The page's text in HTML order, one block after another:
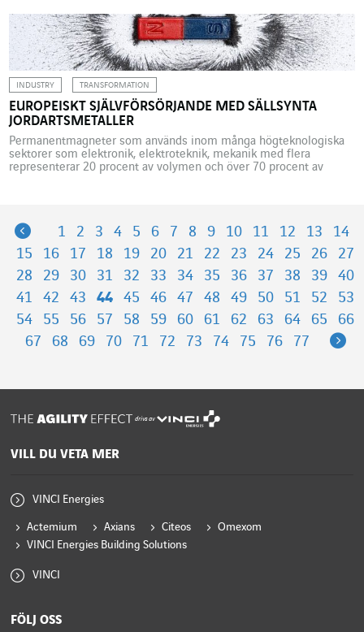
inneslutningskammare och kunna upptäcka och förutsäga
eventuella instabiliteter. För att göra detta använder fysiker
modellerings- och simuleringstekniker med hjälp av artificiell […]
INDUSTRY TRANSFORMATION
EUROPEISKT SJÄLVFÖRSÖRJANDE MED SÄLLSYNTA
JORDARTSMETALLER
Permanentmagneter som används inom många högteknologiska
sektorer som elektronik, elektroteknik, mekanik med flera
representerar 20 procent av volymen och över 70 procent av
Previous
1 2 3 4 5 6 7 8 9 10 11 12 13
14
15
16 17 18 19 20 21 22 23 24 25 26
27
28
29 30 31 32 33 34 35 36 37 38 39
40
41
42 43 44 45 46 47 48 49 50 51 52
53
54
55 56 57 58 59 60 61 62 63 64 65
66
67
68 69 70 71 72 73 74 75 76 77
drivs av
VILL DU VETA MER
VINCI Energies
Actemium Axians Citeos
Omexom
VINCI Energies Building Solutions
VINCI
FÖLJ OSS